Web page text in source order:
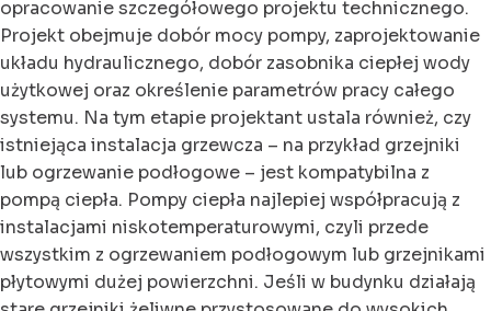
opracowanie szczegółowego projektu technicznego.
Projekt obejmuje dobór mocy pompy, zaprojektowanie
układu hydraulicznego, dobór zasobnika ciepłej wody
użytkowej oraz określenie parametrów pracy całego
systemu. Na tym etapie projektant ustala również, czy
istniejąca instalacja grzewcza – na przykład grzejniki
lub ogrzewanie podłogowe – jest kompatybilna z
pompą ciepła. Pompy ciepła najlepiej współpracują z
instalacjami niskotemperaturowymi, czyli przede
wszystkim z ogrzewaniem podłogowym lub grzejnikami
płytowymi dużej powierzchni. Jeśli w budynku działają